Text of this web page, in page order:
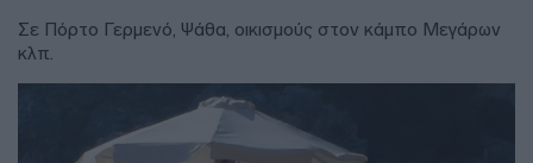
Σε Πόρτο Γερμενό, Ψάθα, οικισμούς στον κάμπο Μεγάρων
κλπ.